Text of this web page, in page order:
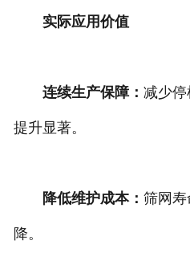
实际应用价值
连续生产保障： 减少
提升显著。
降低维护成本： 筛网
降。